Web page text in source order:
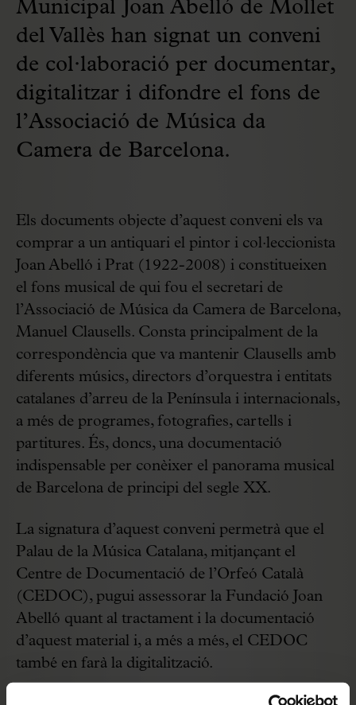
Municipal Joan Abelló de Mollet
del Vallès han signat un conveni
de col·laboració per documentar,
digitalitzar i difondre el fons de
l’Associació de Música da
Camera de Barcelona.
Els documents objecte d’aquest conveni els va
comprar a un antiquari el pintor i col·leccionista
Joan Abelló i Prat (1922-2008) i constitueixen
el fons musical de qui fou el secretari de
l’Associació de Música da Camera de Barcelona,
Manuel Clausells. Consta principalment de la
correspondència que va mantenir Clausells amb
diferents músics, directors d’orquestra i entitats
catalanes d’arreu de la Península i internacionals,
a més de programes, fotografies, cartells i
partitures. És, doncs, una documentació
indispensable per conèixer el panorama musical
de Barcelona de principi del segle XX.
La signatura d’aquest conveni permetrà que el
Palau de la Música Catalana, mitjançant el
Centre de Documentació de l’Orfeó Català
(CEDOC), pugui assessorar la Fundació Joan
Abelló quant al tractament i la documentació
d’aquest material i, a més a més, el CEDOC
també en farà la digitalització.